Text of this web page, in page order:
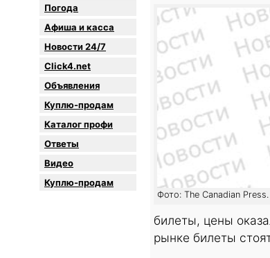
Погода
Афиша и касса
Новости 24/7
Click4.net
Объявления
Куплю-продам
Каталог профи
Oтветы
Видео
Куплю-продам
Фото: The Canadian
билеты, цены
рынке билеты